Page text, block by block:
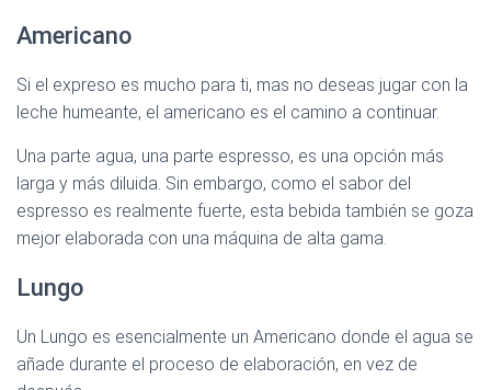
Americano
Si el expreso es mucho para ti, mas no deseas jugar con la
leche humeante, el americano es el camino a continuar.
Una parte agua, una parte espresso, es una opción más
larga y más diluida. Sin embargo, como el sabor del
espresso es realmente fuerte, esta bebida también se goza
mejor elaborada con una máquina de alta gama.
Lungo
Un Lungo es esencialmente un Americano donde el agua se
añade durante el proceso de elaboración, en vez de